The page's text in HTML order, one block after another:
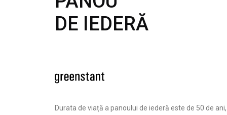
DE IEDERĂ
Durata de viață a panoului de iederă este de 50 de ani,